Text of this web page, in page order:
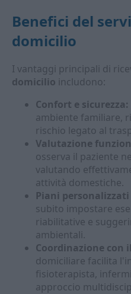
Benefici del
domicilio
I vantaggi principali di
domicilio includono:
Confort e sicurezza:
ambiente familiare,
rischio legato al
Valutazione
osserva il paziente
valutando
attività domestiche.
Piani
subito impostare
riabilitative e
ambientali.
Coordinazione con
domiciliare facilita
fisioterapista,
approccio